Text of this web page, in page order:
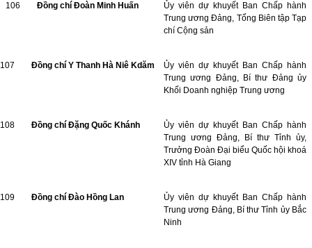
106 Đồng chí Đoàn Minh Huấn
Ủy viên dự khuyết Ban Chấp hành
Trung ương Đảng, Tổng Biên tập Tạp
chí Cộng sản
107 Đồng chí Y Thanh Hà Niê Kdăm
Ủy viên dự khuyết Ban Chấp hành
Trung ương Đảng, Bí thư Đảng ủy
Khối Doanh nghiệp Trung ương
108 Đồng chí Đặng Quốc Khánh
Ủy viên dự khuyết Ban Chấp hành
Trung ương Đảng, Bí thư Tỉnh ủy,
Trưởng Đoàn Đại biểu Quốc hội khoá
XIV tỉnh Hà Giang
109 Đồng chí Đào Hồng Lan
Ủy viên dự khuyết Ban Chấp hành
Trung ương Đảng, Bí thư Tỉnh ủy Bắc
Ninh